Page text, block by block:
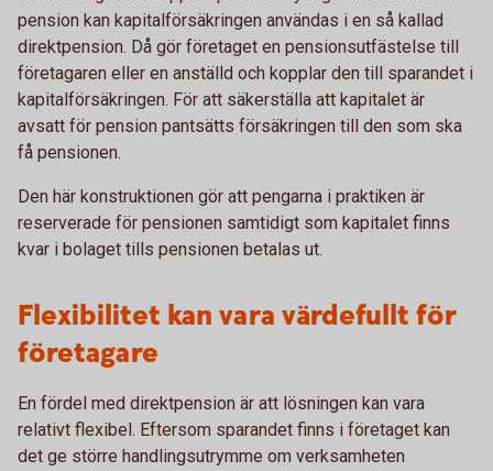
pension kan kapitalförsäkringen användas i en så kallad
direktpension. Då gör företaget en pensionsutfästelse till
företagaren eller en anställd och kopplar den till sparandet i
kapitalförsäkringen. För att säkerställa att kapitalet är
avsatt för pension pantsätts försäkringen till den som ska
få pensionen.
Den här konstruktionen gör att pengarna i praktiken är
reserverade för pensionen samtidigt som kapitalet finns
kvar i bolaget tills pensionen betalas ut.
Flexibilitet kan vara värdefullt för
företagare
En fördel med direktpension är att lösningen kan vara
relativt flexibel. Eftersom sparandet finns i företaget kan
det ge större handlingsutrymme om verksamheten